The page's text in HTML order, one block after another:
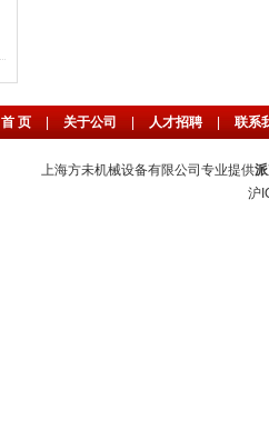
首 页 关于公司 人才招聘 联系
上海方未机械设备有限公司专业提供
沪